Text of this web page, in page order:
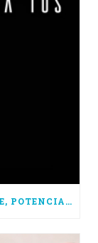
NUEVA WINGPADEL AIR HURRICANE, POTENCIA PURA